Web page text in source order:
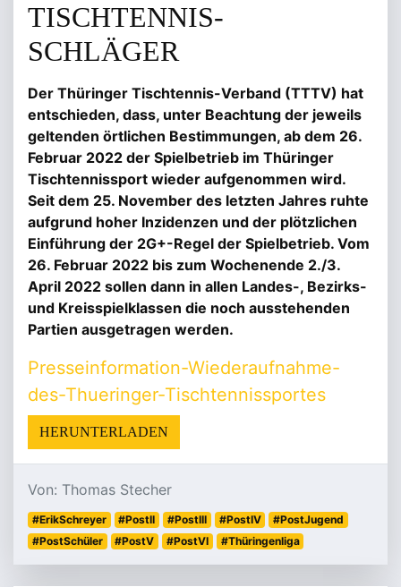
TISCHTENNIS-
SCHLÄGER
Der Thüringer Tischtennis-Verband (TTTV) hat
entschieden, dass, unter Beachtung der jeweils
geltenden örtlichen Bestimmungen, ab dem 26.
Februar 2022 der Spielbetrieb im Thüringer
Tischtennissport wieder aufgenommen wird.
Seit dem 25. November des letzten Jahres ruhte
aufgrund hoher Inzidenzen und der plötzlichen
Einführung der 2G+-Regel der Spielbetrieb. Vom
26. Februar 2022 bis zum Wochenende 2./3.
April 2022 sollen dann in allen Landes-, Bezirks-
und Kreisspielklassen die noch ausstehenden
Partien ausgetragen werden.
Presseinformation-Wiederaufnahme-
des-Thueringer-Tischtennissportes
HERUNTERLADEN
Von: Thomas Stecher
#ErikSchreyer #PostII #PostIII #PostIV
#PostJugend
#PostSchüler
#PostV #PostVI #Thüringenliga